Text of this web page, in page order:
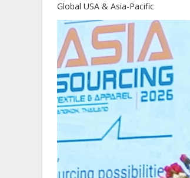
Global USA & Asia-Pacific